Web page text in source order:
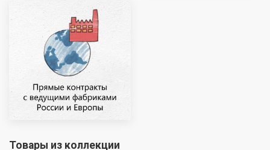
Товары из коллекции